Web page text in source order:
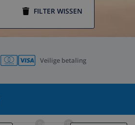
FILTER WISSEN
Veilige betaling